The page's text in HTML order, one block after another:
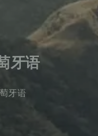
牙语
牙语